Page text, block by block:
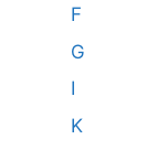
F
G
I
K